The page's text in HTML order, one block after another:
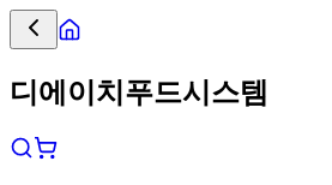
디에이치푸드시스템